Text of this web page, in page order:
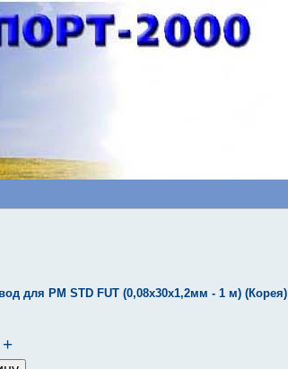
для РМ STD FUT (0,08x30x1,2мм - 1 м) (Корея)
+